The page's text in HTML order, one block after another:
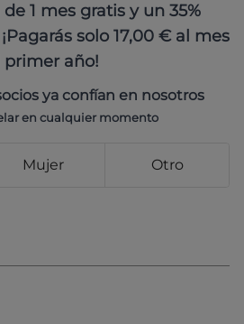
1 mes gratis y un 35%
solo 17,00 € al mes
primer año!
ya confían en nosotros
en cualquier momento
Mujer Otro